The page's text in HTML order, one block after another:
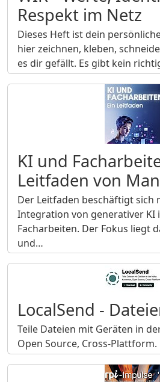
Respekt im Netz
Dieses Heft ist dein
hier zeichnen, kleben,
es dir gefällt. Es gibt kein
KI und
Leitfaden von
Der Leitfaden beschäftigt sich
Integration von generativer KI
Facharbeiten. Der Fokus liegt
und…
LocalSend -
Teile Dateien mit Geräten in
Open Source, Cross-Plattform.